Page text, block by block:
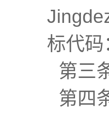
标代
第三
第四